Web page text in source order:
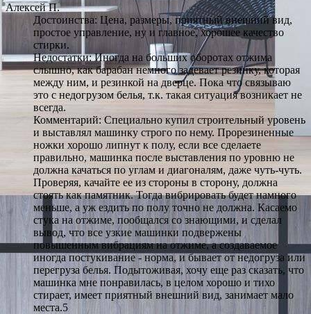
Алексей П.
Достоинства: Цена, размеры, приятный внешний вид,
простое управление, ну и главное, хорошее качество
стирки.
Недостатки: Иногда на больших оборотах отжима
слышно, как барабан немного задевает резинку, которая
между ним, и резинкой на дверце. Пока что связываю
это с недогрузом белья, т.к. такая ситуация возникает не
всегда.
Комментарий: Специально купил строительный уровень
и выставлял машинку строго по нему. Прорезиненные
ножки хорошо липнут к полу, если все сделаете
правильно, машинка после выставления по уровню не
должна качаться по углам и диагоналям, даже чуть-чуть.
Проверяя, качайте ее из стороны в сторону, должна
стоять как памятник. Тогда вибрировать будет намного
меньше, а уж ездить по полу точно не должна. Касаемо
стука на отжиме, пообщался со знающими, и сделал
вывод, что все узкие машинки подвержены
повышенным вибрациям на отжиме, а создаваемое
иногда постукивание - норма, и бывает от недогруза или
перегруза белья. Подытоживая, хочу еще раз сказать, что
машинка мне понравилась, в целом хорошо и тихо
стирает, имеет приятный внешний вид, занимает мало
места.5